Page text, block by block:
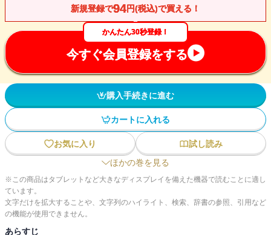
新規登録で94円(税込)で買える！
かんたん30秒登録！
今すぐ会員登録をする
購入手続きに進む
カートに入れる
お気に入り
試し読み
ほかの巻を見る
※この商品はタブレットなど大きなディスプレイを備えた機器で読むことに適し
ています。
文字だけを拡大することや、文字列のハイライト、検索、辞書の参照、引用など
の機能が使用できません。
あらすじ